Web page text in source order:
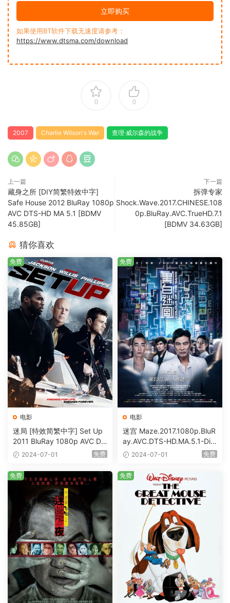
立即购买
如果使用BT软件下载无速度请参考：
https://www.dtsma.com/download
0 0
2007 Charlie Wilson's War 查理·威尔森的战争
上一篇
藏身之所 [DIY简繁特效中字]
Safe House 2012 BluRay 1080p
AVC DTS-HD MA 5.1 [BDMV
45.85GB]
下一篇
拆弹专家
Shock.Wave.2017.CHINESE.108
0p.BluRay.AVC.TrueHD.7.1
[BDMV 34.63GB]
猜你喜欢
电影
迷局 [特效简繁中字] Set Up
2011 BluRay 1080p AVC DT
S-HD MA5.1-shhaclm@CHD
2024-07-01 免费
免费
电影
迷宫 Maze.2017.1080p.BluR
ay.AVC.DTS-HD.MA.5.1-DiY
@HDHome [BDISO 19.7GB]
2024-07-01 免费
免费
免费 免费